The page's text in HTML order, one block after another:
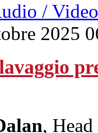
/
2025
,